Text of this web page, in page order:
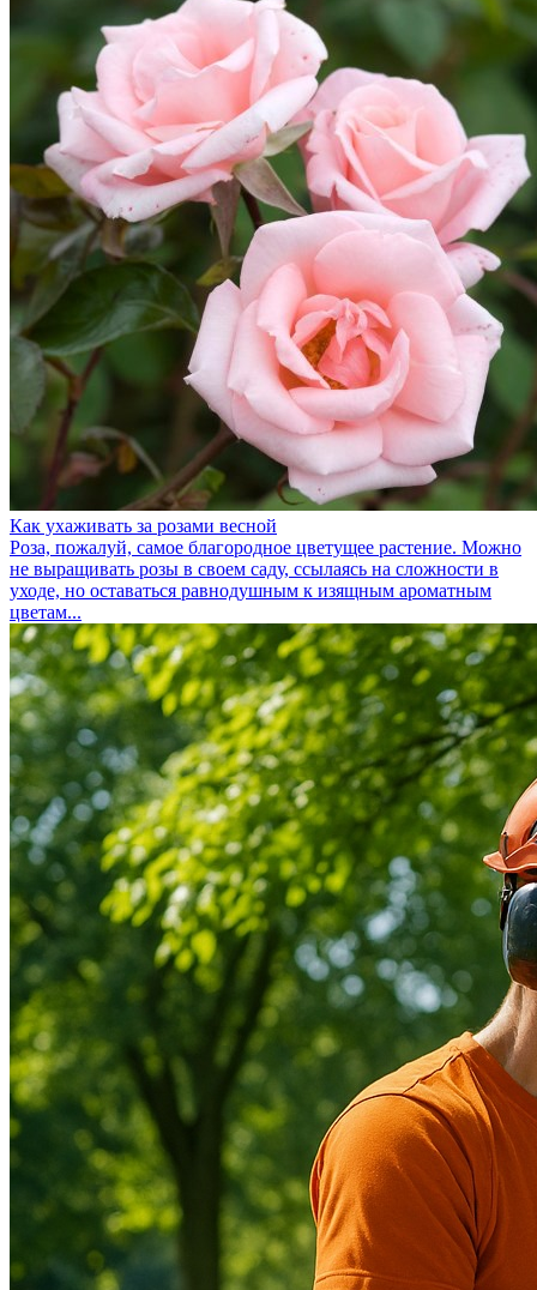
Как ухаживать за розами весной
Роза, пожалуй, самое благородное цветущее растение. Можно
не выращивать розы в своем саду, ссылаясь на сложности в
уходе, но оставаться равнодушным к изящным ароматным
цветам...